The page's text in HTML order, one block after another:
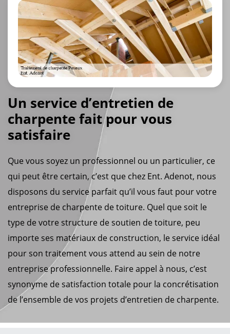
Un service d’entretien de
charpente fait pour vous
satisfaire
Que vous soyez un professionnel ou un particulier, ce
qui peut être certain, c’est que chez Ent. Adenot, nous
disposons du service parfait qu’il vous faut pour votre
entreprise de charpente de toiture. Quel que soit le
type de votre structure de soutien de toiture, peu
importe ses matériaux de construction, le service idéal
pour son traitement vous attend au sein de notre
entreprise professionnelle. Faire appel à nous, c’est
synonyme de satisfaction totale pour la concrétisation
de l’ensemble de vos projets d’entretien de charpente.